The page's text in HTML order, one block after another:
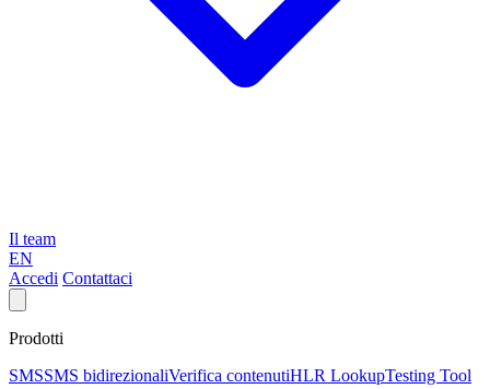
Il team
EN
Accedi Contattaci
Prodotti
SMSSMS bidirezionaliVerifica contenutiHLR LookupTesting Tool